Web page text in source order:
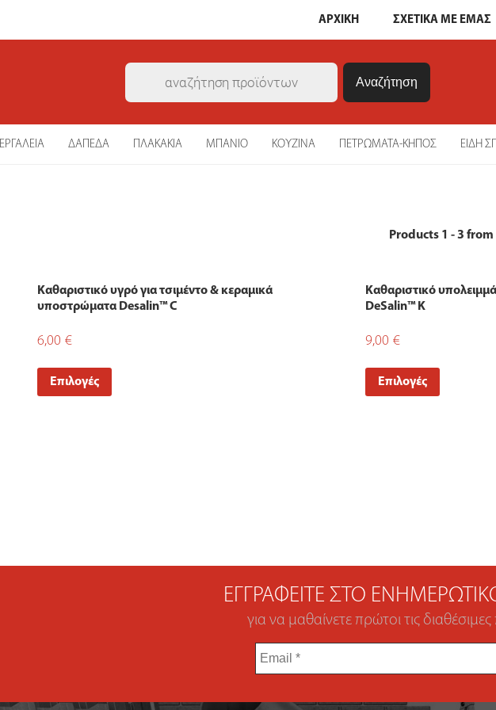
ΑΡΧΙΚΗ ΣΧΕΤΙΚΑ ΜΕ ΕΜΑΣ
search
ΕΡΓΑΛΕΙΑ ΔΑΠΕΔΑ ΠΛΑΚΑΚΙΑ ΜΠΑΝΙΟ ΚΟΥΖΙΝΑ ΠΕΤΡΩΜΑΤΑ-ΚΗΠΟΣ ΕΙΔΗ
Products 1 - 3 from
Καθαριστικό υγρό για τσιμέντο & κεραμικά
υποστρώματα Desalin™ C
6,00 €
Επιλογές
Καθαριστικό
DeSalin™ K
9,00 €
Επιλογές
ΕΓΓΡΑΦΕΊΤΕ ΣΤΟ
για να μαθαίνετε πρώτοι τις